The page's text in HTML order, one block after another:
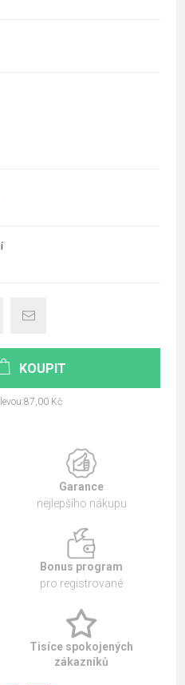
KOUPIT
Kč
Garance
nejlepšího nákupu
Bonus program
pro registrované
Tisíce spokojených
zákazníků